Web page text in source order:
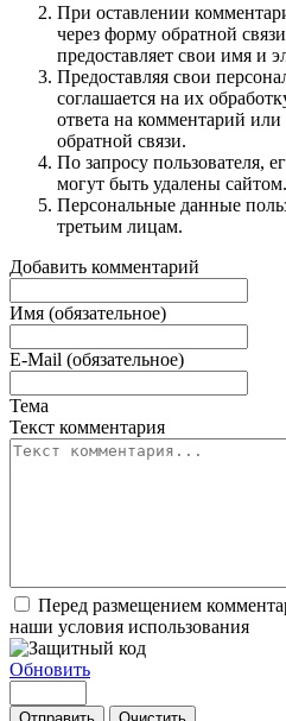
При оставлении
через форму обратной
предоставляет свои имя и
Предоставляя свои
соглашается на их
ответа на комментарий
обратной связи.
По запросу пользователя,
могут быть удалены сайтом.
Персональные данные
третьим лицам.
Добавить комментарий
Имя (обязательное)
E-Mail (обязательное)
Тема
Текст комментария
Перед размещением
наши условия использования
Обновить